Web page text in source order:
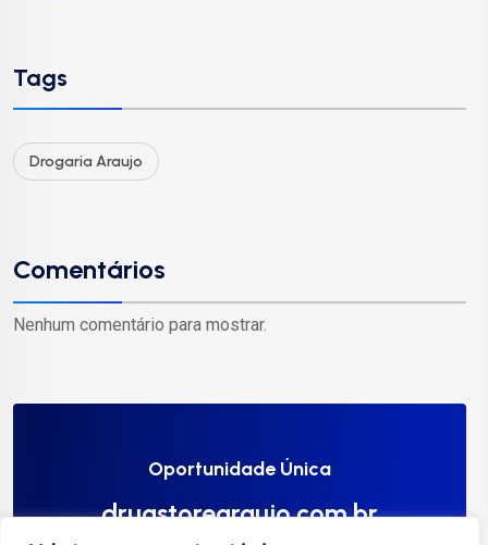
Tags
Drogaria Araujo
Comentários
Nenhum comentário para mostrar.
Oportunidade Única
drugstorearaujo.com.br